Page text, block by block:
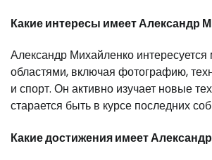
Какие интересы имеет Александр
Александр Михайленко интересуется
областями, включая фотографию,
и спорт. Он активно изучает новые
старается быть в курсе последних
Какие достижения имеет